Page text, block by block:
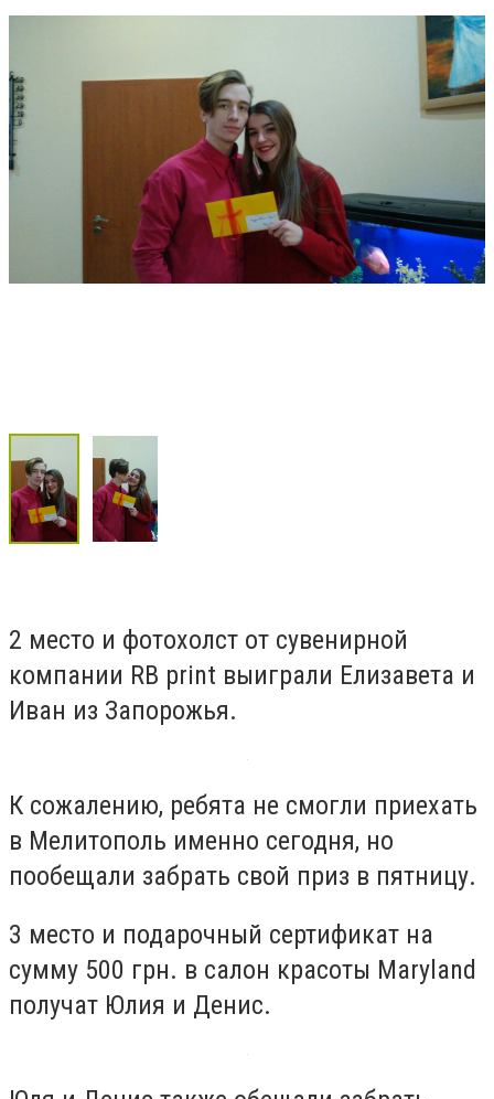
2 место и фотохолст от сувенирной
компании RB print выиграли Елизавета и
Иван из Запорожья.
К сожалению, ребята не смогли приехать
в Мелитополь именно сегодня, но
пообещали забрать свой приз в пятницу.
3 место и подарочный сертификат на
сумму 500 грн. в салон красоты Maryland
получат Юлия и Денис.